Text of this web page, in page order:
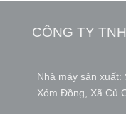
CÔNG TY
Nhà máy sản
Xóm Đồng, Xã Củ